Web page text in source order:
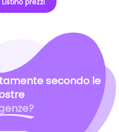
secondo le